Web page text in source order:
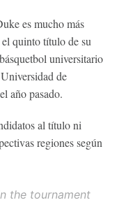
es mucho más
quinto título de su
universitario
de
año pasado.
al título ni
regiones según
the tournament